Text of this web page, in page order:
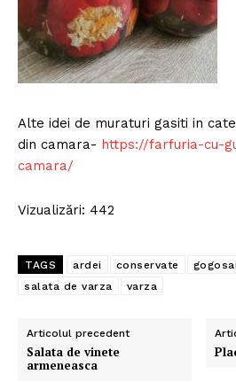
Alte idei de muraturi gasiti in
din camara- https://farfuria-cu-
camara/
Vizualizări: 442
TAGS ardei conservate
salata de varza
varza
Articolul precedent
Salata de vinete
armeneasca